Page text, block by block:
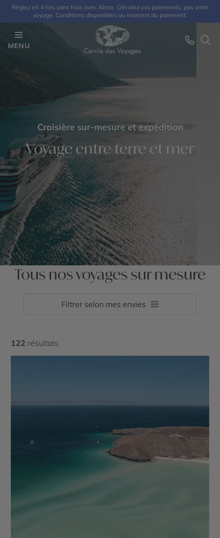
Réglez en 4 fois sans frais avec Alma : Décalez vos paiements, pas votre
voyage. Conditions disponibles au moment du paiement.
MENU
Croisière sur-mesure et expédition
Voyage entre terre et mer
Tous nos voyages sur mesure
Filtrer selon mes envies
122 résultats